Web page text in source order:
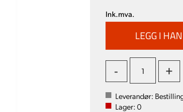
Ink.mva.
- +
Leverandør:
Lager:0